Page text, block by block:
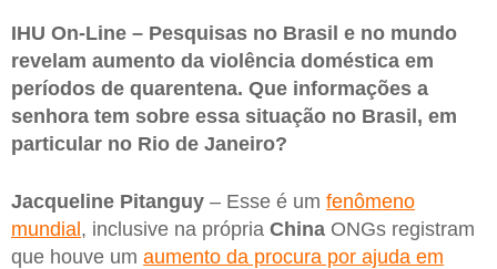
IHU On-Line – Pesquisas no Brasil e no mundo
revelam aumento da violência doméstica em
períodos de quarentena. Que informações a
senhora tem sobre essa situação no Brasil, em
particular no Rio de Janeiro?
Jacqueline Pitanguy – Esse é um fenômeno
mundial, inclusive na própria China ONGs registram
que houve um aumento da procura por ajuda em